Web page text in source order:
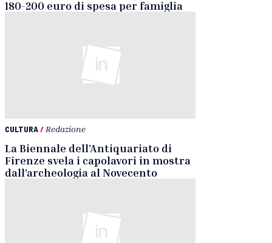
180-200 euro di spesa per famiglia
CULTURA/ Redazione
La Biennale dell’Antiquariato di
Firenze svela i capolavori in mostra
dall’archeologia al Novecento